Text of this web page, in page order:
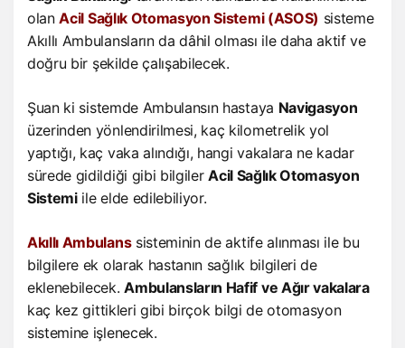
olanAcil Sağlık Otomasyon Sistemi (ASOS) sisteme
Akıllı Ambulansların da dâhil olması ile daha aktif ve
doğru bir şekilde çalışabilecek.
Şuan ki sistemde Ambulansın hastaya Navigasyon
üzerinden yönlendirilmesi, kaç kilometrelik yol
yaptığı, kaç vaka alındığı, hangi vakalara ne kadar
sürede gidildiği gibi bilgilerAcil Sağlık Otomasyon
Sistemiile elde edilebiliyor.
Akıllı Ambulanssisteminin de aktife alınması ile bu
bilgilere ek olarak hastanın sağlık bilgileri de
eklenebilecek.Ambulansların Hafif ve Ağır vakalara
kaç kez gittikleri gibi birçok bilgi de otomasyon
sistemine işlenecek.